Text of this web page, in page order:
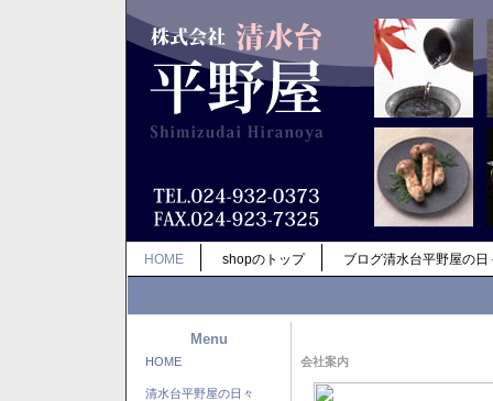
HOME shopのトップ ブログ清水台平野屋の日
Menu
HOME
清水台平野屋の日々
会社案内